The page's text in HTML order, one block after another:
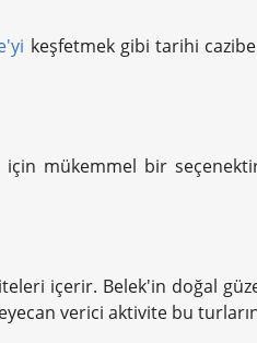
keşfetmek gibi tarihi
mükemmel bir
içerir. Belek'in doğal
verici aktivite bu